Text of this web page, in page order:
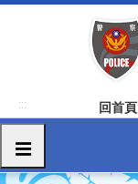
跳
容
塊
::: 回首頁
選單